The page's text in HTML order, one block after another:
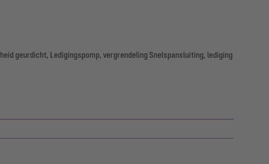
geurdicht, Ledigingspomp, vergrendeling Snelspansluiting, lediging